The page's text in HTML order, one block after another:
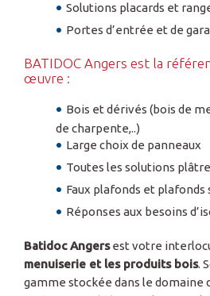
Solutions placards et
Portes d’entrée et de
BATIDOC Angers est la
œuvre :
Bois et dérivés (bois de
de charpente,..)
Large choix de panneaux
Toutes les solutions
Faux plafonds et plafonds
Réponses aux besoins
Batidoc Angersest votre
menuiserie et les produits bois.
gamme stockée dans le domaine